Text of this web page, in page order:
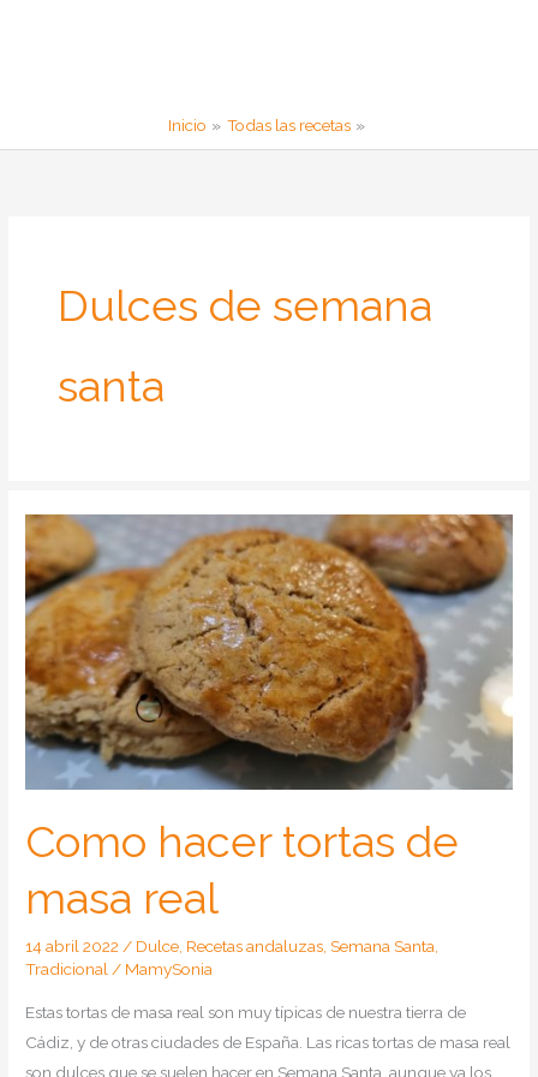
Inicio Todas las recetas
Dulces de semana
santa
Como hacer tortas de
masa real
14 abril 2022/ Dulce, Recetas andaluzas,Semana Santa,
Tradicional/ MamySonia
Estas tortas de masa real son muy típicas de nuestra tierra de
Cádiz, y de otras ciudades de España. Las ricas tortas de masa real
son dulces que se suelen hacer en Semana Santa, aunque ya los